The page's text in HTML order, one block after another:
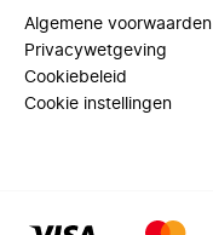
Algemene voorwaarden
Privacywetgeving
Cookiebeleid
Cookie instellingen